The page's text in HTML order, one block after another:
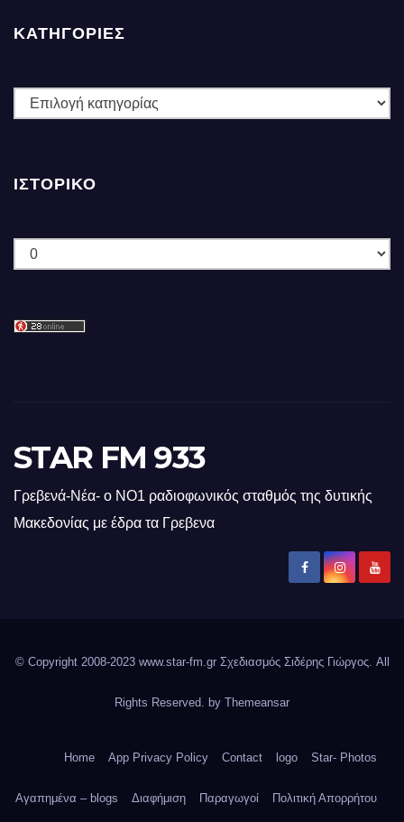
ΚΑΤΗΓΟΡΙΕΣ
ΚΑΤΗΓΟΡΙΕΣ
ΙΣΤΟΡΙΚΌ
Ιστορικό
STAR FM 933
Γρεβενά-Νέα- ο ΝΟ1 ραδιοφωνικός σταθμός της δυτικής
Μακεδονίας με έδρα τα Γρεβενα
© Copyright 2008-2023 www.star-fm.gr Σχεδιασμός Σιδέρης Γιώργος. All
Rights Reserved. by Themeansar
Home App Privacy Policy Contact logo Star- Photos
Αγαπημένα – blogs Διαφήμιση Παραγωγοί Πολιτική Απορρήτου